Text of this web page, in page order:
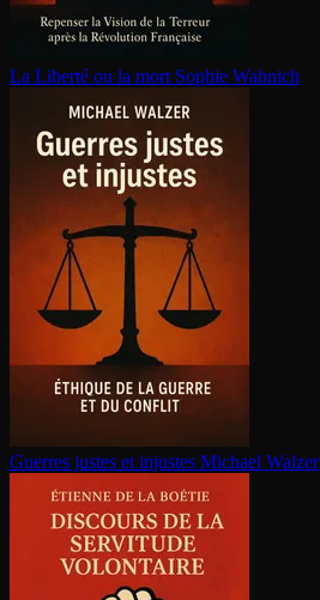
La Liberté ou la mort Sophie Wahnich
Guerres justes et injustes Michael Walzer